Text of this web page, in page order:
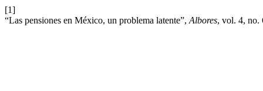
[1]
“Las pensiones en México, un problema latente”, Albores, vol. 4, no.